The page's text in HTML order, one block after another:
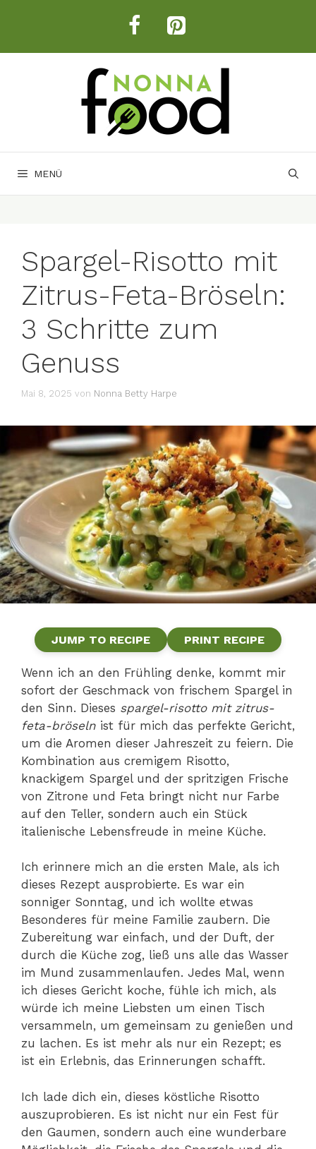
MENÜ
Spargel-Risotto mit
Zitrus-Feta-Bröseln:
3 Schritte zum
Genuss
Mai 8, 2025 von Nonna Betty Harpe
JUMP TO RECIPE PRINT RECIPE
Wenn ich an den Frühling denke, kommt mir
sofort der Geschmack von frischem Spargel in
den Sinn. Dieses spargel-risotto mit zitrus-
feta-bröseln ist für mich das perfekte Gericht,
um die Aromen dieser Jahreszeit zu feiern. Die
Kombination aus cremigem Risotto,
knackigem Spargel und der spritzigen Frische
von Zitrone und Feta bringt nicht nur Farbe
auf den Teller, sondern auch ein Stück
italienische Lebensfreude in meine Küche.
Ich erinnere mich an die ersten Male, als ich
dieses Rezept ausprobierte. Es war ein
sonniger Sonntag, und ich wollte etwas
Besonderes für meine Familie zaubern. Die
Zubereitung war einfach, und der Duft, der
durch die Küche zog, ließ uns alle das Wasser
im Mund zusammenlaufen. Jedes Mal, wenn
ich dieses Gericht koche, fühle ich mich, als
würde ich meine Liebsten um einen Tisch
versammeln, um gemeinsam zu genießen und
zu lachen. Es ist mehr als nur ein Rezept; es
ist ein Erlebnis, das Erinnerungen schafft.
Ich lade dich ein, dieses köstliche Risotto
auszuprobieren. Es ist nicht nur ein Fest für
den Gaumen, sondern auch eine wunderbare